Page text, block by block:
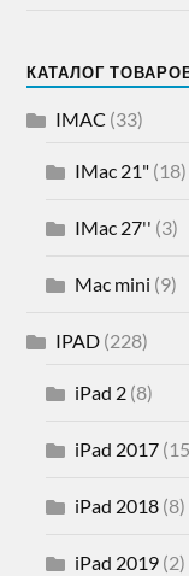
КАТАЛОГ
IMAC (33)
IMac 21" (18)
IMac 27'' (3)
Mac mini (9)
IPAD (228)
iPad 2 (8)
iPad 2017
iPad 2018 (8)
iPad 2019 (2)